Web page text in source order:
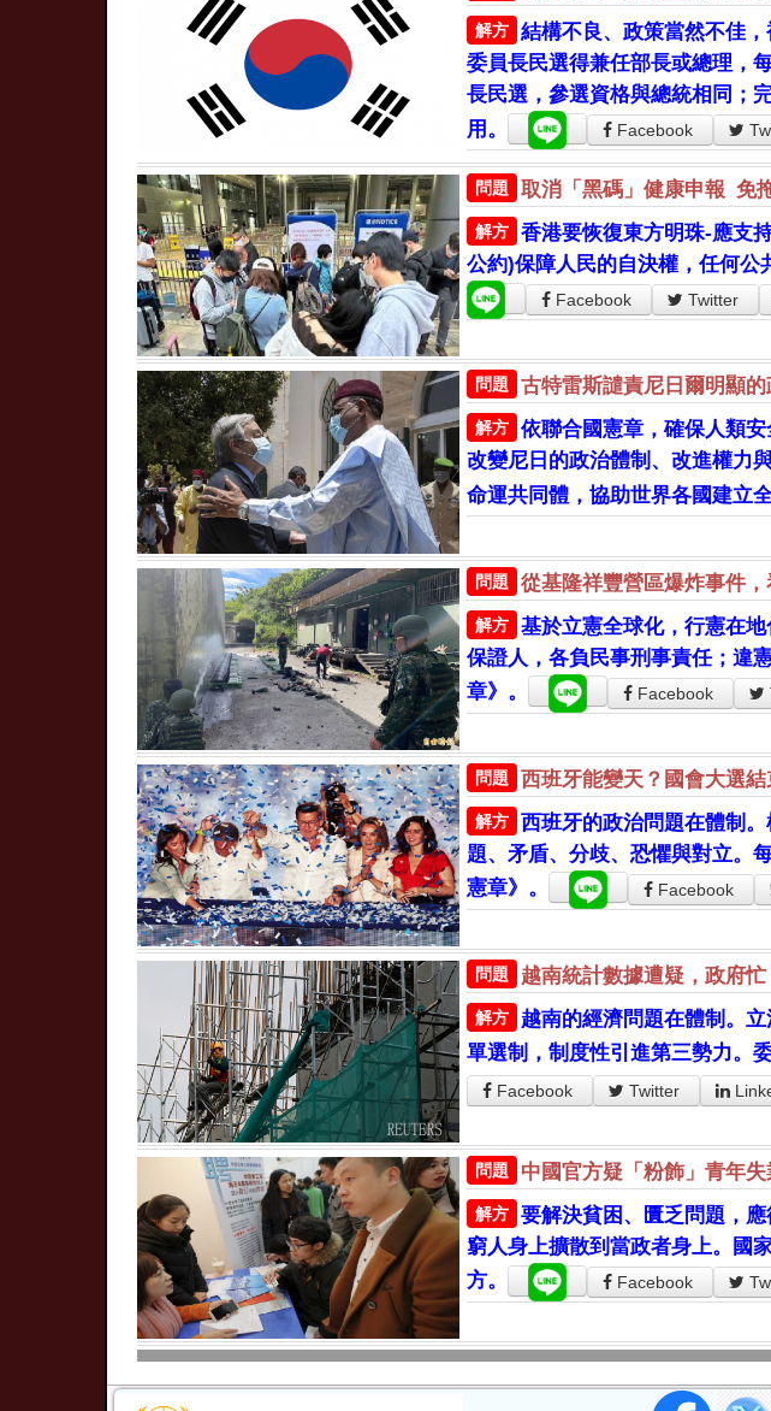
解方
結構不良、政策當然不佳
委員長民選得兼任部長或總理，
長民選，參選資格與總統相同；
用。
Facebook
問題 取消「黑碼」健康申報 免
解方
香港要恢復東方明珠-應支
公約)保障人民的自決權，任何公
Facebook Twitter
問題 古特雷斯譴責尼日爾明顯的
解方
依聯合國憲章，確保人類
改變尼日的政治體制、改進權力
命運共同體，協助世界各國建立
問題 從基隆祥豐營區爆炸事件
解方
基於立憲全球化，行憲在
保證人，各負民事刑事責任；違
章》。
Facebook
問題 西班牙能變天？國會大選
解方
西班牙的政治問題在體制
題、矛盾、分歧、恐懼與對立。
憲章》。
Facebook
問題 越南統計數據遭疑，政府忙
解方
越南的經濟問題在體制。
單選制，制度性引進第三勢力。
Facebook Twitter
問題 中國官方疑「粉飾」青年
解方
要解決貧困、匱乏問題，
窮人身上擴散到當政者身上。國
方。
Facebook